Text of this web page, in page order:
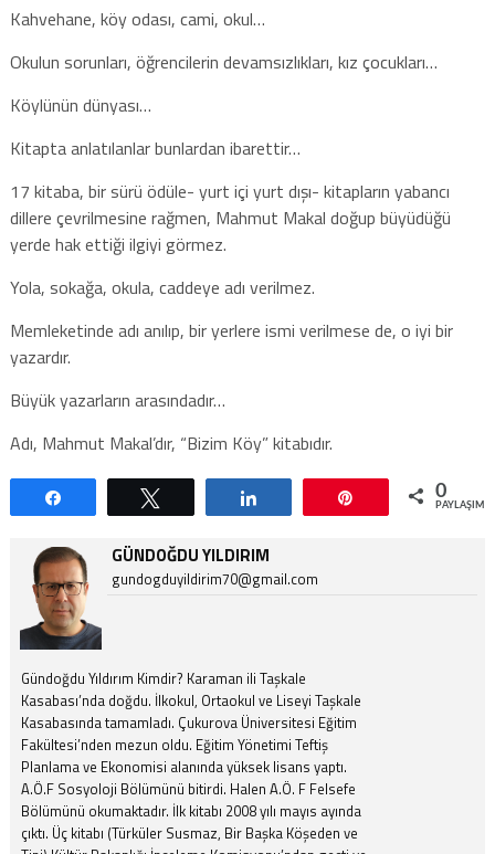
Kahvehane, köy odası, cami, okul…
Okulun sorunları, öğrencilerin devamsızlıkları, kız çocukları…
Köylünün dünyası…
Kitapta anlatılanlar bunlardan ibarettir…
17 kitaba, bir sürü ödüle- yurt içi yurt dışı- kitapların yabancı
dillere çevrilmesine rağmen, Mahmut Makal doğup büyüdüğü
yerde hak ettiği ilgiyi görmez.
Yola, sokağa, okula, caddeye adı verilmez.
Memleketinde adı anılıp, bir yerlere ismi verilmese de, o iyi bir
yazardır.
Büyük yazarların arasındadır…
Adı, Mahmut Makal’dır, “Bizim Köy” kitabıdır.
0
GÜNDOĞDU YILDIRIM
gundogduyildirim70@gmail.com
Gündoğdu Yıldırım Kimdir? Karaman ili Taşkale
Kasabası’nda doğdu. İlkokul, Ortaokul ve Liseyi Taşkale
Kasabasında tamamladı. Çukurova Üniversitesi Eğitim
Fakültesi’nden mezun oldu. Eğitim Yönetimi Teftiş
Planlama ve Ekonomisi alanında yüksek lisans yaptı.
A.Ö.F Sosyoloji Bölümünü bitirdi. Halen A.Ö. F Felsefe
Bölümünü okumaktadır. İlk kitabı 2008 yılı mayıs ayında
çıktı. Üç kitabı (Türküler Susmaz, Bir Başka Köşeden ve